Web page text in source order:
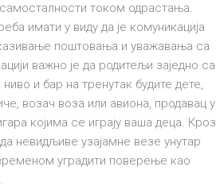
током одрастања.
имати у виду да је комуникација
поштовања и уважавања са
важно је да родитељи заједно са
и бар на тренутак будите дете,
возач воза или авиона, продавац у
којима се играју ваша деца. Кроз
невидљиве узајамне везе унутар
уградити поверење као